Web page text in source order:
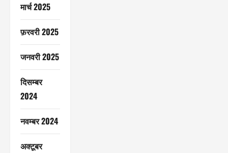
मार्च 2025
फ़रवरी 2025
जनवरी 2025
दिसम्बर
2024
नवम्बर 2024
अक्टूबर